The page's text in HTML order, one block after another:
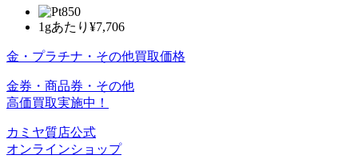
1gあたり ¥7,706
金・プラチナ・その他買取価格
金券・商品券・その他
高価買取実施中！
カミヤ質店公式
オンラインショップ